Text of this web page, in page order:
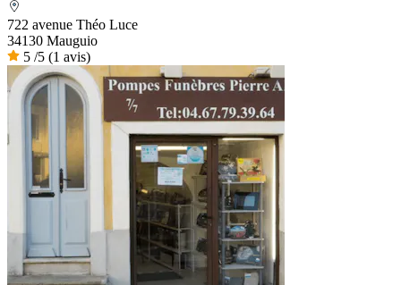
722 avenue Théo Luce
34130 Mauguio
5 /5 (1 avis)